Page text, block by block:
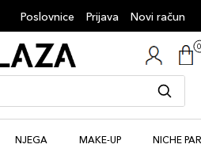
Poslovnice Prijava Novi račun
NJEGA MAKE-UP NICHE